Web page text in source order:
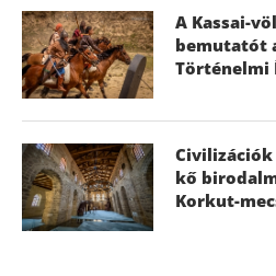
A Kassai-
bemutatót
Történelmi
Civilizációk
kő
Korkut-